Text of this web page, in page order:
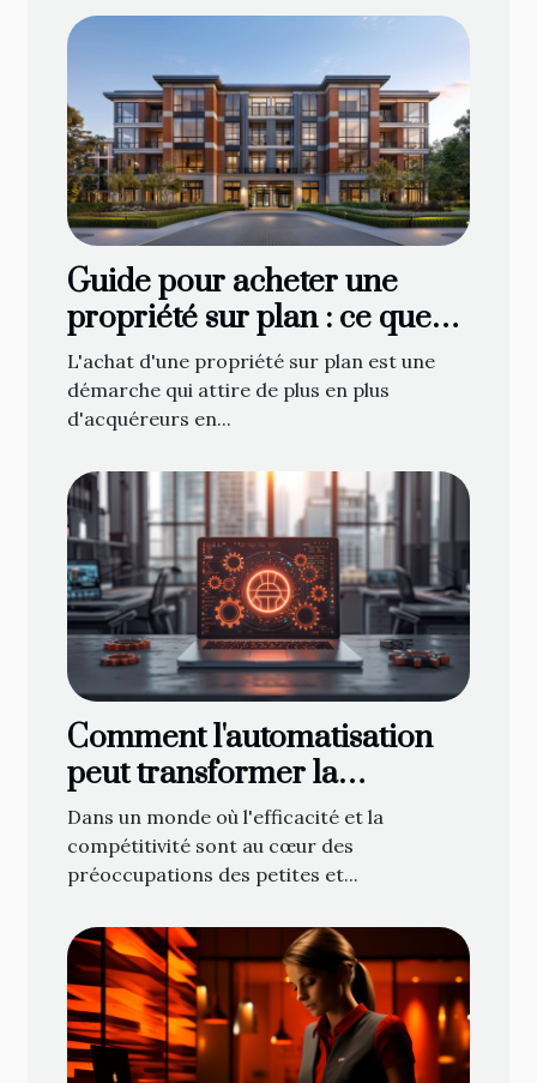
Guide pour acheter une
propriété sur plan : ce que
vous devez savoir
L'achat d'une propriété sur plan est une
démarche qui attire de plus en plus
d'acquéreurs en...
Comment l'automatisation
peut transformer la
productivité des PME
Dans un monde où l'efficacité et la
compétitivité sont au cœur des
préoccupations des petites et...